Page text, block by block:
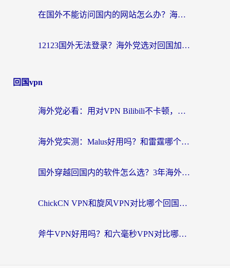
在国外不能访问国内的网站怎么办？海外党必看的无缝回国上网指南
12123国外无法登录？海外党选对回国加速器，轻松解决国内资源访问难题
回国vpn
海外党必看：用对VPN Bilibili不卡顿，英国玩国内游戏也丝滑——2026回国加速器选择指南
海外党实测：Malus好用吗？和雷霆哪个好？+ 3款热门加速器深度对比
国外穿越回国内的软件怎么选？3年海外党亲测实用指南，告别地域限制
ChickCN VPN和旋风VPN对比哪个回国效果更好？海外党实测回国内网神器指南
斧牛VPN好用吗？和六毫秒VPN对比哪个回国效果更好？海外党亲测实用指南